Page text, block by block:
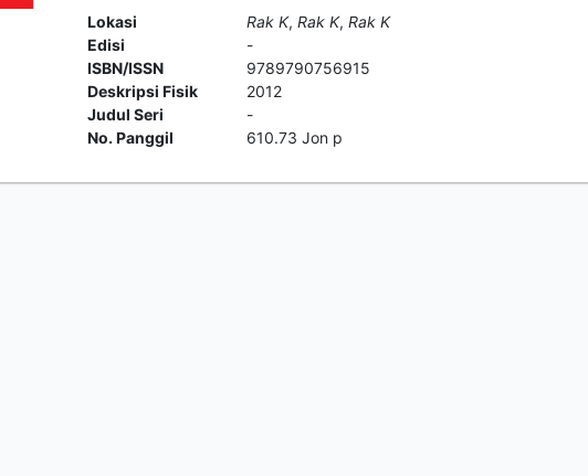
Lokasi Rak K, Rak K, Rak K
Edisi
-
ISBN/ISSN
9789790756915
Deskripsi Fisik
2012
Judul Seri
-
No. Panggil
610.73 Jon p